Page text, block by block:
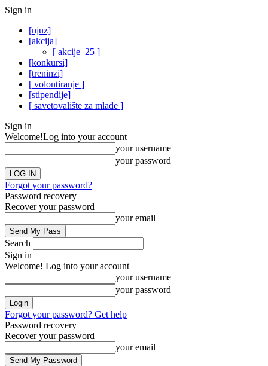
Sign in
[njuz]
[akcija]
[ akcije_25 ]
[konkursi]
[treninzi]
[ volontiranje ]
[stipendije]
[ savetovalište za mlade ]
Sign in
Welcome!Log into your account
your username
your password
Forgot your password?
Password recovery
Recover your password
your email
Search
Sign in
Welcome! Log into your account
your username
your password
Forgot your password? Get help
Password recovery
Recover your password
your email